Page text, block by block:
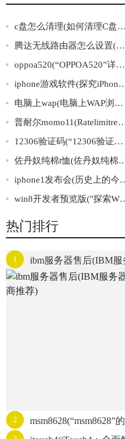
c盘怎么清理(如何清理C盘：最有效的方法)
腾达无线路由器怎么设置(如何设置腾达无线路由器)
oppoa520(“OPPOA520”详解：配置、功能、使用心得)
iphone游戏软件(探究iPhone游戏软件市
电脑上wap(电脑上WAP浏览器如何设置)
普耐尔momo11(Ratelimitreachedfordefault-gpt-3.5-
12306验证码(“12306验证码”是如何应对机器识别的？)
佐丹奴纯棉t恤(佐丹奴纯棉T恤：穿上
iphone1发布会(历史上的今天
win8开发者预览版("探索WIN8开发者预览
热门排行
1
ibm服务器售后(IBM
服务商推荐)
2